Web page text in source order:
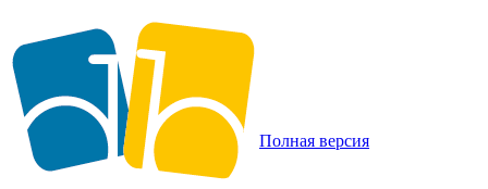
Полная версия